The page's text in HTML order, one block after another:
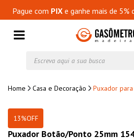
Pague com PIXe ganhe mais de 5%
Casa e Decoração Puxador
13%OFF
Puxador Botão/Ponto 25mm